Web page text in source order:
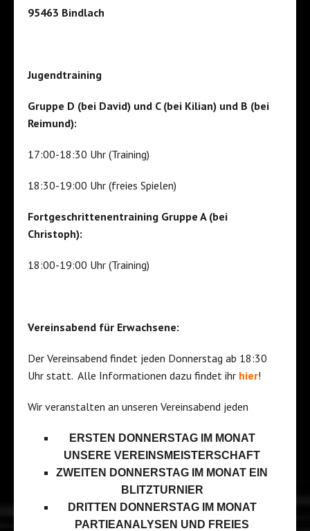
95463 Bindlach
Jugendtraining
Gruppe D (bei David) und C (bei Kilian) und B (bei
Reimund):
17:00-18:30 Uhr (Training)
18:30-19:00 Uhr (freies Spielen)
Fortgeschrittenentraining Gruppe A (bei
Christoph):
18:00-19:00 Uhr (Training)
Vereinsabend für Erwachsene:
Der Vereinsabend findet jeden Donnerstag ab 18:30
Uhr statt. Alle Informationen dazu findet ihr hier!
Wir veranstalten an unseren Vereinsabend jeden
ERSTEN DONNERSTAG IM MONAT
UNSERE VEREINSMEISTERSCHAFT
ZWEITEN DONNERSTAG IM MONAT EIN
BLITZTURNIER
DRITTEN DONNERSTAG IM MONAT
PARTIEANALYSEN UND FREIES